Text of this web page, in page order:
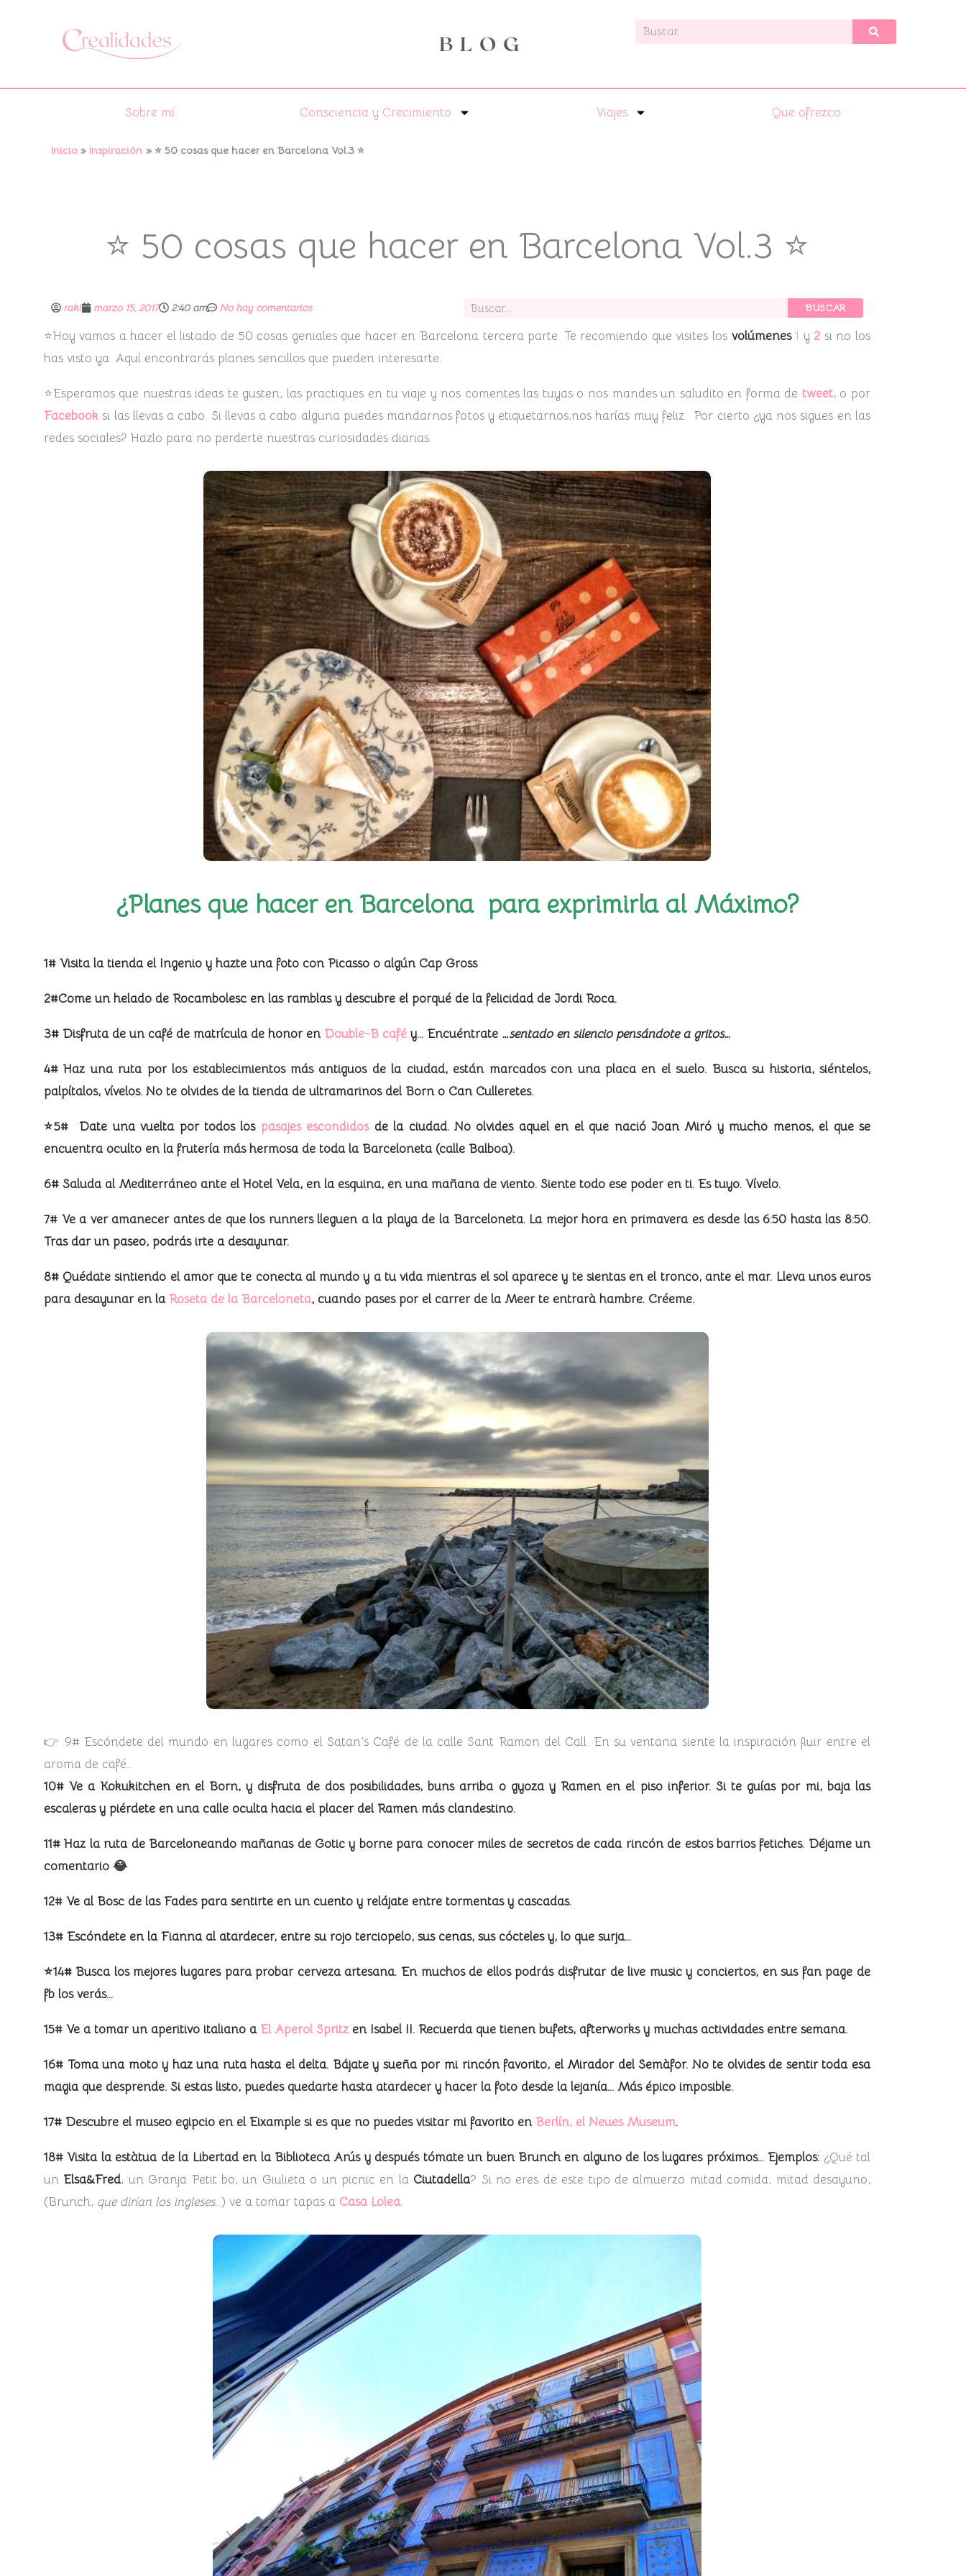
BLOG
Buscar
Sobre mí Consciencia y Crecimiento Viajes Que ofrezco
Inicio Inspiración ⭐ 50 cosas que hacer en Barcelona Vol.3 ⭐
⭐ 50 cosas que hacer en Barcelona Vol.3 ⭐
raki marzo 15, 2017 2:40 am No hay comentarios Buscar BUSCAR
⭐Hoy vamos a hacer el listado de 50 cosas geniales que hacer en Barcelona tercera parte. Te recomiendo que visites los volúmenes1 y 2 si no los
has visto ya. Aquí encontrarás planes sencillos que pueden interesarte.
⭐Esperamos que nuestras ideas te gusten, las practiques en tu viaje y nos comentes las tuyas o nos mandes un saludito en forma de tweet,o por
Facebook si las llevas a cabo. Si llevas a cabo alguna puedes mandarnos fotos y etiquetarnos,nos harías muy feliz. Por cierto ¿ya nos sigues en las
redes sociales? Hazlo para no perderte nuestras curiosidades diarias.
¿Planes que hacer en Barcelona para exprimirla al Máximo?
1# Visita la tienda el Ingenio y hazte una foto con Picasso o algún Cap Gross
2#Come un helado de Rocambolesc en las ramblas y descubre el porqué de la felicidad de Jordi Roca.
3# Disfruta de un café de matrícula de honor enDouble-B café y… Encuéntrate …sentado en silencio pensándote a gritos…
4# Haz una ruta por los establecimientos más antiguos de la ciudad, están marcados con una placa en el suelo. Busca su historia, siéntelos,
palpítalos, vívelos. No te olvides de la tienda de ultramarinos del Born o Can Culleretes.
⭐5# Date una vuelta por todos los pasajes escondidosde la ciudad. No olvides aquel en el que nació Joan Miró y mucho menos, el que se
encuentra oculto en la frutería más hermosa de toda la Barceloneta (calle Balboa).
6# Saluda al Mediterráneo ante el Hotel Vela, en la esquina, en una mañana de viento. Siente todo ese poder en ti. Es tuyo. Vívelo.
7# Ve a ver amanecer antes de que los runners lleguen a la playa de la Barceloneta. La mejor hora en primavera es desde las 6:50 hasta las 8:50.
Tras dar un paseo, podrás irte a desayunar.
8# Quédate sintiendo el amor que te conecta al mundo y a tu vida mientras el sol aparece y te sientas en el tronco, ante el mar. Lleva unos euros
para desayunar en laRoseta de la Barceloneta, cuando pases por el carrer de la Meer te entrarà hambre. Créeme.
👉 9# Escóndete del mundo en lugares como el Satan’s Café de la calle Sant Ramon del Call. En su ventana siente la inspiración fluir entre el
aroma de café…
10# Ve a Kokukitchen en el Born, y disfruta de dos posibilidades, buns arriba o gyoza y Ramen en el piso inferior. Si te guías por mi, baja las
escaleras y piérdete en una calle oculta hacia el placer del Ramen más clandestino.
11# Haz la ruta de Barceloneando mañanas de Gotic y borne para conocer miles de secretos de cada rincón de estos barrios fetiches. Déjame un
comentario 😂
12# Ve al Bosc de las Fades para sentirte en un cuento y relájate entre tormentas y cascadas.
13# Escóndete en la Fianna al atardecer, entre su rojo terciopelo, sus cenas, sus cócteles y, lo que surja…
⭐14# Busca los mejores lugares para probar cerveza artesana. En muchos de ellos podrás disfrutar de live music y conciertos, en sus fan page de
fb los verás…
15# Ve a tomar un aperitivo italiano aEl Aperol Spritz en Isabel II. Recuerda que tienen bufets, afterworks y muchas actividades entre semana.
16# Toma una moto y haz una ruta hasta el delta. Bájate y sueña por mi rincón favorito, el Mirador del Semàfor. No te olvides de sentir toda esa
magia que desprende. Si estas listo, puedes quedarte hasta atardecer y hacer la foto desde la lejanía… Más épico imposible.
17# Descubre el museo egipcio en el Eixample si es que no puedes visitar mi favorito en Berlín, el Neues Museum.
18# Visita la estàtua de la Libertad en la Biblioteca Arús y después tómate un buen Brunch en alguno de los lugares próximos… Ejemplos: ¿Qué tal
un Elsa&Fred, un Granja Petit bo, un Giulieta o un picnic en la Ciutadella? Si no eres de este tipo de almuerzo mitad comida, mitad desayuno,
(Brunch, que dirían los ingleses…) ve a tomar tapas a Casa Lolea.